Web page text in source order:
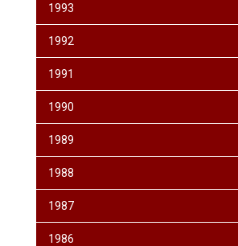
1993
1992
1991
1990
1989
1988
1987
1986